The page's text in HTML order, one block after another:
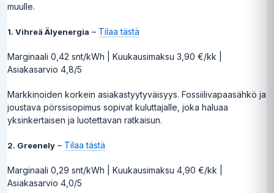
muulle.
1. Vihreä Älyenergia – Tilaa tästä
Marginaali 0,42 snt/kWh | Kuukausimaksu 3,90 €/kk |
Asiakasarvio 4,8/5
Markkinoiden korkein asiakastyytyväisyys. Fossiilivapaasähkö ja
joustava pörssisopimus sopivat kuluttajalle, joka haluaa
yksinkertaisen ja luotettavan ratkaisun.
2. Greenely – Tilaa tästä
Marginaali 0,29 snt/kWh | Kuukausimaksu 4,90 €/kk |
Asiakasarvio 4,0/5